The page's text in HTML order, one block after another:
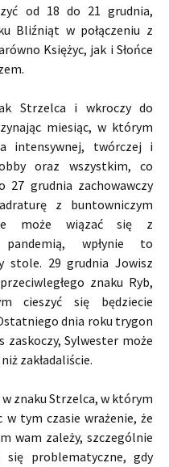
od 18 do 21 grudnia,
Bliźniąt w połączeniu z
Księżyc, jak i Słońce
Strzelca i wkroczy do
miesiąc, w którym
intensywnej, twórczej i
oraz wszystkim, co
27 grudnia zachowawczy
z buntowniczym
może wiązać się z
pandemią, wpłynie to
stole. 29 grudnia Jowisz
znaku Ryb,
cieszyć się będziecie
dnia roku trygon
zaskoczy, Sylwester może
zakładaliście.
znaku Strzelca, w którym
w tym czasie wrażenie, że
wam zależy, szczególnie
problematyczne, gdy